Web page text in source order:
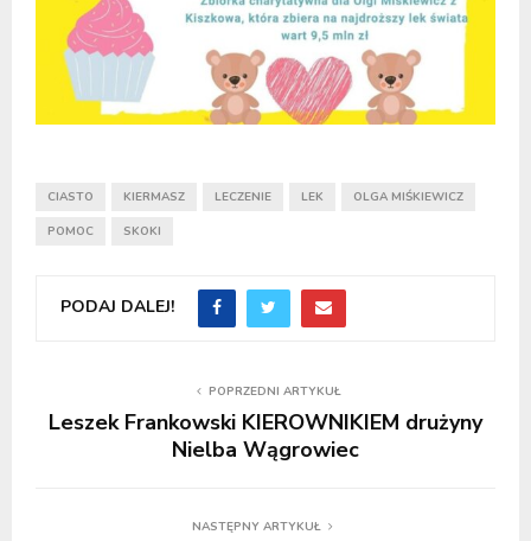
CIASTO KIERMASZ LECZENIE LEK OLGA MIŚKIEWICZ
POMOC SKOKI
PODAJ DALEJ!
POPRZEDNI ARTYKUŁ
Leszek Frankowski KIEROWNIKIEM drużyny
Nielba Wągrowiec
NASTĘPNY ARTYKUŁ